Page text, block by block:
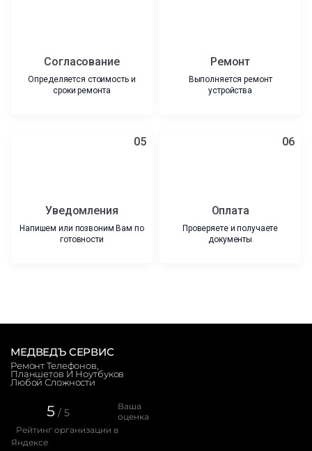
Согласование
Определяется стоимость и
сроки ремонта
Ремонт
Выполняется ремонт
устройства
05
Уведомления
Напишем или позвоним Вам по
готовности
06
Оплата
Проверяете и получаете
документы
МЕДВЕДЪ СЕРВИС
Ремонт Телефонов,
Планшетов И Ноутбуков
Любой Сложности
5 / 5
Ваша
оценка
Рейтинг организации в
Яндексе